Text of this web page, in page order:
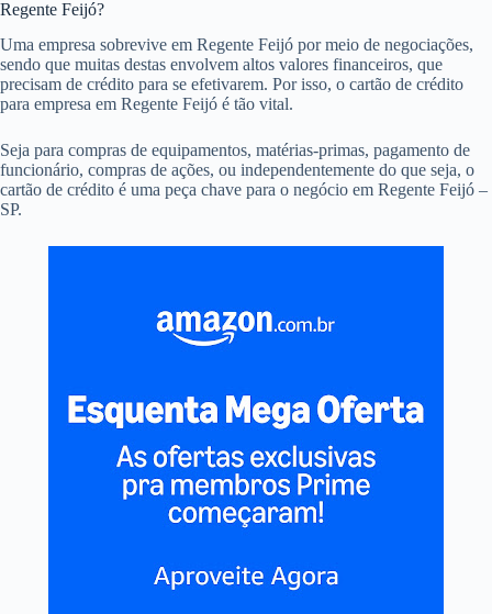
Regente Feijó?
Uma empresa sobrevive em Regente Feijó por meio de negociações,
sendo que muitas destas envolvem altos valores financeiros, que
precisam de crédito para se efetivarem. Por isso, o cartão de crédito
para empresa em Regente Feijó é tão vital.
Seja para compras de equipamentos, matérias-primas, pagamento de
funcionário, compras de ações, ou independentemente do que seja, o
cartão de crédito é uma peça chave para o negócio em Regente Feijó –
SP.